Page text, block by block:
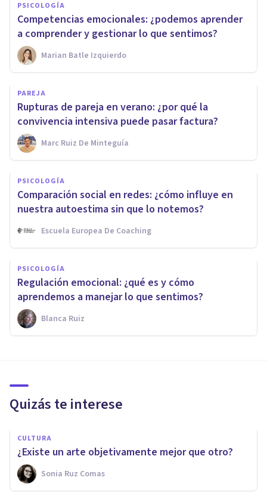
PSICOLOGÍA
Competencias emocionales: ¿podemos aprender
a comprender y gestionar lo que sentimos?
Marian Batle Izquierdo
PAREJA
Rupturas de pareja en verano: ¿por qué la
convivencia intensiva puede pasar factura?
Marc Ruiz De Minteguía
PSICOLOGÍA
Comparación social en redes: ¿cómo influye en
nuestra autoestima sin que lo notemos?
Escuela Europea De Coaching
PSICOLOGÍA
Regulación emocional: ¿qué es y cómo
aprendemos a manejar lo que sentimos?
Blanca Ruiz
Quizás te interese
CULTURA
¿Existe un arte objetivamente mejor que otro?
Sonia Ruz Comas